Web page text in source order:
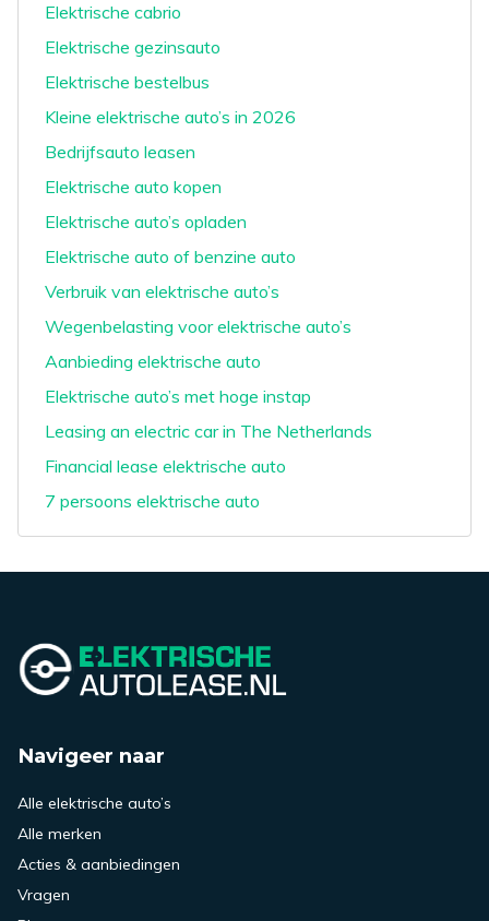
Elektrische cabrio
Elektrische gezinsauto
Elektrische bestelbus
Kleine elektrische auto’s in 2026
Bedrijfsauto leasen
Elektrische auto kopen
Elektrische auto’s opladen
Elektrische auto of benzine auto
Verbruik van elektrische auto’s
Wegenbelasting voor elektrische auto’s
Aanbieding elektrische auto
Elektrische auto’s met hoge instap
Leasing an electric car in The Netherlands
Financial lease elektrische auto
7 persoons elektrische auto
Navigeer naar
Alle elektrische auto’s
Alle merken
Acties & aanbiedingen
Vragen